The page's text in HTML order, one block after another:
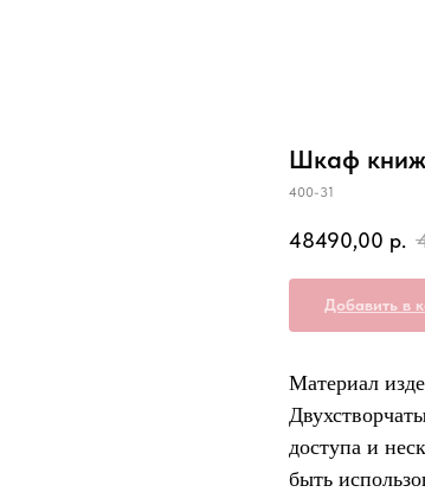
Шкаф
400-31
48490,00 р.
Добавить в
Материал
доступа и
быть